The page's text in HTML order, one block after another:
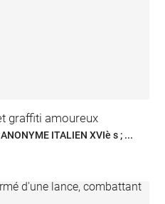
graffiti amoureux
MORO Battista del, attribué à ; ANONYME ITALIEN XVIè s ; ...